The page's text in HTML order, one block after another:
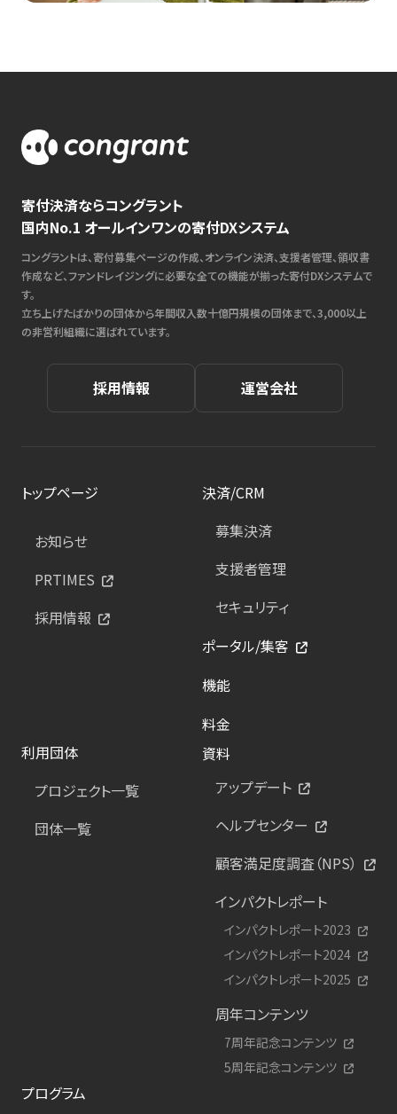
寄付決済ならコングラント
国内No.1 オールインワンの寄付DXシステム
コングラントは、寄付募集ページの作成、オンライン決済、支援者管理、領収書
作成など、ファンドレイジングに必要な全ての機能が揃った寄付DXシステムで
す。
立ち上げたばかりの団体から年間収入数十億円規模の団体まで、3,000以上
の非営利組織に選ばれています。
採用情報 運営会社
トップページ
お知らせ
PRTIMES
採用情報
決済/CRM
募集決済
支援者管理
セキュリティ
ポータル/集客
機能
料金
利用団体
プロジェクト一覧
団体一覧
資料
アップデート
ヘルプセンター
顧客満足度調査（NPS）
インパクトレポート
インパクトレポート2023
インパクトレポート2024
インパクトレポート2025
周年コンテンツ
7周年記念コンテンツ
5周年記念コンテンツ
プログラム